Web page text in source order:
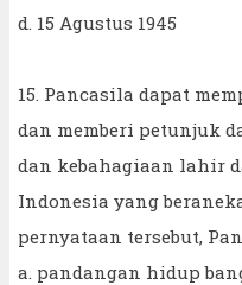
d. 15 Agustus 1945
15. Pancasila dapat
dan memberi petunjuk
dan kebahagiaan lahir
Indonesia yang
pernyataan tersebut,
a. pandangan hidup